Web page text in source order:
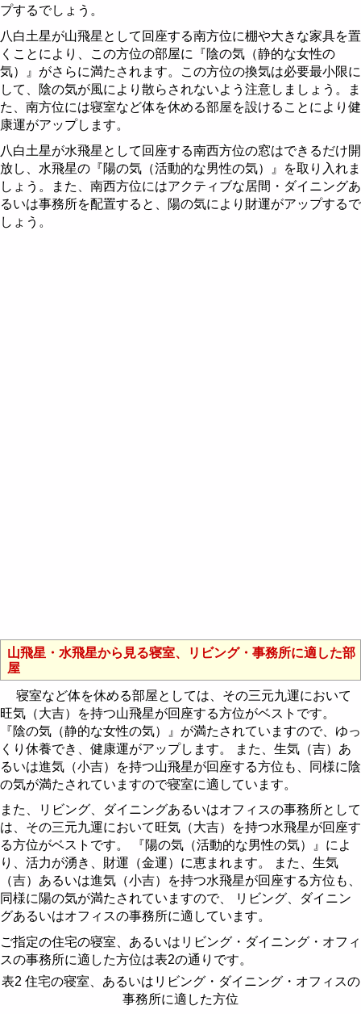
プするでしょう。
八白土星が山飛星として回座する南方位に棚や大きな家具を置
くことにより、この方位の部屋に『陰の気（静的な女性の
気）』がさらに満たされます。この方位の換気は必要最小限に
して、陰の気が風により散らされないよう注意しましょう。ま
た、南方位には寝室など体を休める部屋を設けることにより健
康運がアップします。
八白土星が水飛星として回座する南西方位の窓はできるだけ開
放し、水飛星の『陽の気（活動的な男性の気）』を取り入れま
しょう。また、南西方位にはアクティブな居間・ダイニングあ
るいは事務所を配置すると、陽の気により財運がアップするで
しょう。
山飛星・水飛星から見る寝室、リビング・事務所に適した部
屋
旺気（大吉）を持つ山飛星が回座する方位がベストです。
『陰の気（静的な女性の気）』が満たされていますので、ゆっ
くり休養でき、健康運がアップします。 また、生気（吉）あ
るいは進気（小吉）を持つ山飛星が回座する方位も、同様に陰
の気が満たされていますので寝室に適しています。
また、リビング、ダイニングあるいはオフィスの事務所として
は、その三元九運において旺気（大吉）を持つ水飛星が回座す
る方位がベストです。 『陽の気（活動的な男性の気）』によ
り、活力が湧き、財運（金運）に恵まれます。 また、生気
（吉）あるいは進気（小吉）を持つ水飛星が回座する方位も、
同様に陽の気が満たされていますので、 リビング、ダイニン
グあるいはオフィスの事務所に適しています。
ご指定の住宅の寝室、あるいはリビング・ダイニング・オフィ
スの事務所に適した方位は表2の通りです。
表2 住宅の寝室、あるいはリビング・ダイニング・オフィスの
事務所に適した方位